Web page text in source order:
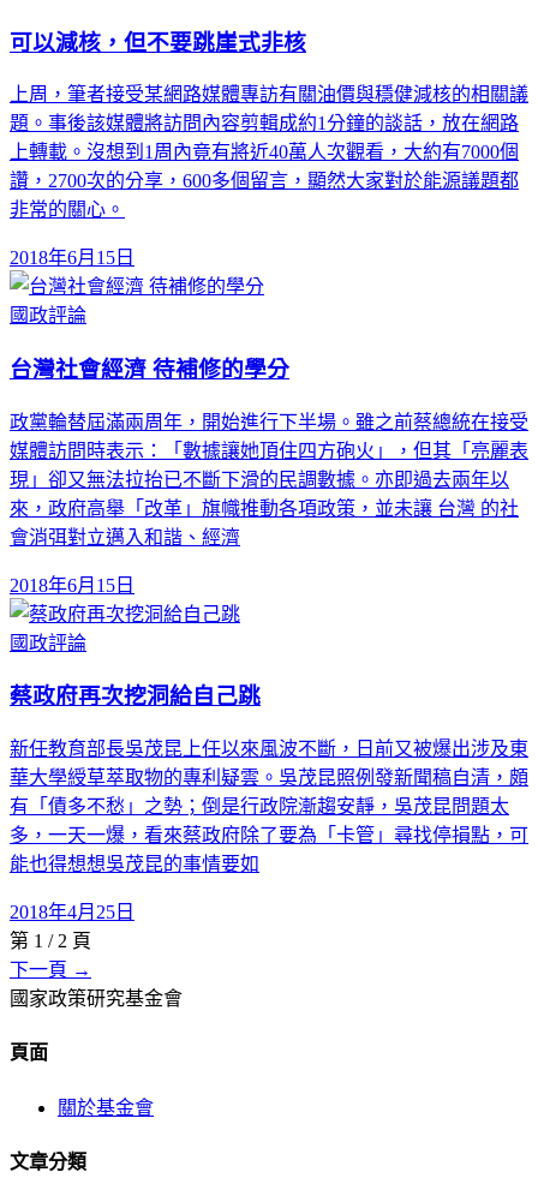
可以減核，但不要跳崖式非核
上周，筆者接受某網路媒體專訪有關油價與穩健減核的相關議
題。事後該媒體將訪問內容剪輯成約1分鐘的談話，放在網路
上轉載。沒想到1周內竟有將近40萬人次觀看，大約有7000個
讚，2700次的分享，600多個留言，顯然大家對於能源議題都
非常的關心。
2018年6月15日
國政評論
台灣社會經濟 待補修的學分
政黨輪替屆滿兩周年，開始進行下半場。雖之前蔡總統在接受
媒體訪問時表示：「數據讓她頂住四方砲火」，但其「亮麗表
現」卻又無法拉抬已不斷下滑的民調數據。亦即過去兩年以
來，政府高舉「改革」旗幟推動各項政策，並未讓 台灣 的社
會消弭對立邁入和諧、經濟
2018年6月15日
國政評論
蔡政府再次挖洞給自己跳
新任教育部長吳茂昆上任以來風波不斷，日前又被爆出涉及東
華大學綬草萃取物的專利疑雲。吳茂昆照例發新聞稿自清，頗
有「債多不愁」之勢；倒是行政院漸趨安靜，吳茂昆問題太
多，一天一爆，看來蔡政府除了要為「卡管」尋找停損點，可
能也得想想吳茂昆的事情要如
2018年4月25日
第 1 / 2 頁
下一頁 →
國家政策研究基金會
頁面
關於基金會
文章分類